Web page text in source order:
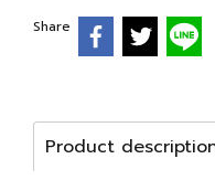
Share
Product